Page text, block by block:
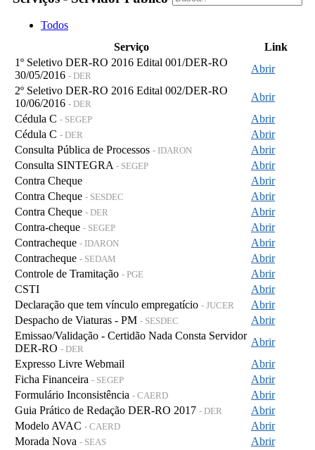
Todos
Serviço
Link
1º Seletivo DER-RO 2016 Edital 001/DER-RO
30/05/2016 - DER
Abrir
2º Seletivo DER-RO 2016 Edital 002/DER-RO
10/06/2016 - DER
Abrir
Cédula C - SEGEP
Abrir
Cédula C - DER
Abrir
Consulta Pública de Processos - IDARON
Abrir
Consulta SINTEGRA - SEGEP
Abrir
Contra Cheque
Abrir
Contra Cheque - SESDEC
Abrir
Contra Cheque - DER
Abrir
Contra-cheque - SEGEP
Abrir
Contracheque - IDARON
Abrir
Contracheque - SEDAM
Abrir
Controle de Tramitação - PGE
Abrir
CSTI
Abrir
Declaração que tem vínculo empregatício - JUCER
Abrir
Despacho de Viaturas - PM - SESDEC
Abrir
Emissao/Validação - Certidão Nada Consta Servidor
DER-RO - DER
Abrir
Expresso Livre Webmail
Abrir
Ficha Financeira - SEGEP
Abrir
Formulário Inconsistência - CAERD
Abrir
Guia Prático de Redação DER-RO 2017 - DER
Abrir
Modelo AVAC - CAERD
Abrir
Morada Nova - SEAS
Abrir